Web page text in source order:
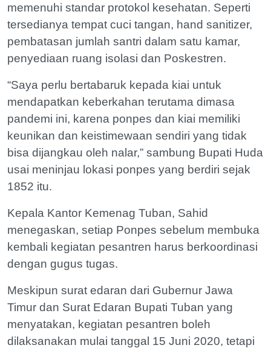
memenuhi standar protokol kesehatan. Seperti
tersedianya tempat cuci tangan, hand sanitizer,
pembatasan jumlah santri dalam satu kamar,
penyediaan ruang isolasi dan Poskestren.
“Saya perlu bertabaruk kepada kiai untuk
mendapatkan keberkahan terutama dimasa
pandemi ini, karena ponpes dan kiai memiliki
keunikan dan keistimewaan sendiri yang tidak
bisa dijangkau oleh nalar,” sambung Bupati Huda
usai meninjau lokasi ponpes yang berdiri sejak
1852 itu.
Kepala Kantor Kemenag Tuban, Sahid
menegaskan, setiap Ponpes sebelum membuka
kembali kegiatan pesantren harus berkoordinasi
dengan gugus tugas.
Meskipun surat edaran dari Gubernur Jawa
Timur dan Surat Edaran Bupati Tuban yang
menyatakan, kegiatan pesantren boleh
dilaksanakan mulai tanggal 15 Juni 2020, tetapi